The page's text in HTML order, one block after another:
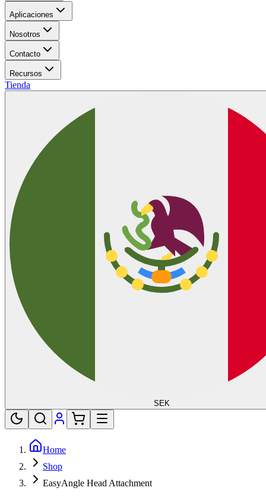
Aplicaciones
Nosotros
Contacto
Recursos
Tienda
SEK
Home
Shop
EasyAngle Head Attachment